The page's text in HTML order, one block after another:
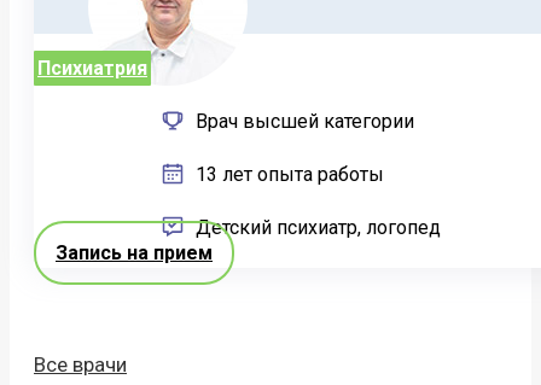
Психиатрия
Врач высшей категории
13 лет опыта работы
Детский психиатр, логопед
Запись на прием
Все врачи